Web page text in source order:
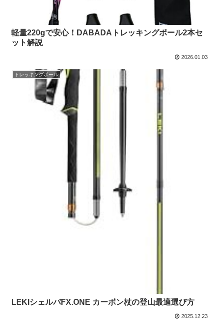
軽量220gで安心！DABADAトレッキングポール2本セ
ット解説
2026.01.03
トレッキングポール
LEKIシェルバFX.ONE カーボン杖の登山最適選び方
2025.12.23